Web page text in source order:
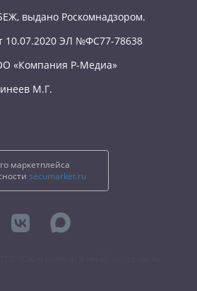
выдано Роскомнадзором.
10.07.2020 ЭЛ №ФС77-78638
«Компания Р-Медиа»
М.Г.
маркетплейса
secumarket.ru